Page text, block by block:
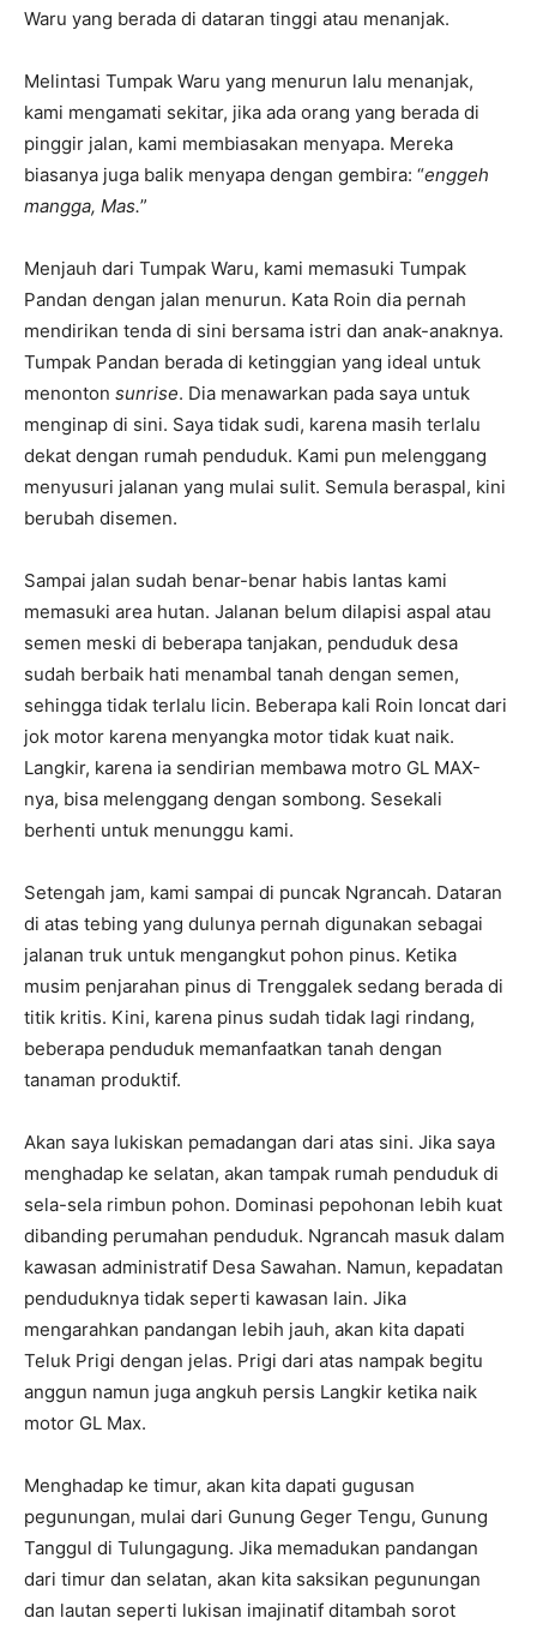
Waru yang berada di dataran tinggi atau menanjak.
Melintasi Tumpak Waru yang menurun lalu menanjak,
kami mengamati sekitar, jika ada orang yang berada di
pinggir jalan, kami membiasakan menyapa. Mereka
biasanya juga balik menyapa dengan gembira: “enggeh
mangga, Mas.”
Menjauh dari Tumpak Waru, kami memasuki Tumpak
Pandan dengan jalan menurun. Kata Roin dia pernah
mendirikan tenda di sini bersama istri dan anak-anaknya.
Tumpak Pandan berada di ketinggian yang ideal untuk
menonton sunrise. Dia menawarkan pada saya untuk
menginap di sini. Saya tidak sudi, karena masih terlalu
dekat dengan rumah penduduk. Kami pun melenggang
menyusuri jalanan yang mulai sulit. Semula beraspal, kini
berubah disemen.
Sampai jalan sudah benar-benar habis lantas kami
memasuki area hutan. Jalanan belum dilapisi aspal atau
semen meski di beberapa tanjakan, penduduk desa
sudah berbaik hati menambal tanah dengan semen,
sehingga tidak terlalu licin. Beberapa kali Roin loncat dari
jok motor karena menyangka motor tidak kuat naik.
Langkir, karena ia sendirian membawa motro GL MAX-
nya, bisa melenggang dengan sombong. Sesekali
berhenti untuk menunggu kami.
Setengah jam, kami sampai di puncak Ngrancah. Dataran
di atas tebing yang dulunya pernah digunakan sebagai
jalanan truk untuk mengangkut pohon pinus. Ketika
musim penjarahan pinus di Trenggalek sedang berada di
titik kritis. Kini, karena pinus sudah tidak lagi rindang,
beberapa penduduk memanfaatkan tanah dengan
tanaman produktif.
Akan saya lukiskan pemadangan dari atas sini. Jika saya
menghadap ke selatan, akan tampak rumah penduduk di
sela-sela rimbun pohon. Dominasi pepohonan lebih kuat
dibanding perumahan penduduk. Ngrancah masuk dalam
kawasan administratif Desa Sawahan. Namun, kepadatan
penduduknya tidak seperti kawasan lain. Jika
mengarahkan pandangan lebih jauh, akan kita dapati
Teluk Prigi dengan jelas. Prigi dari atas nampak begitu
anggun namun juga angkuh persis Langkir ketika naik
motor GL Max.
Menghadap ke timur, akan kita dapati gugusan
pegunungan, mulai dari Gunung Geger Tengu, Gunung
Tanggul di Tulungagung. Jika memadukan pandangan
dari timur dan selatan, akan kita saksikan pegunungan
dan lautan seperti lukisan imajinatif ditambah sorot